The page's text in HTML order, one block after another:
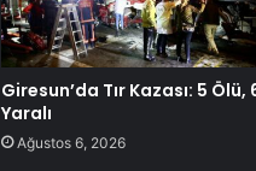
Giresun’da Tır Kazası: 5 Ölü,
Yaralı
Ağustos 6, 2026